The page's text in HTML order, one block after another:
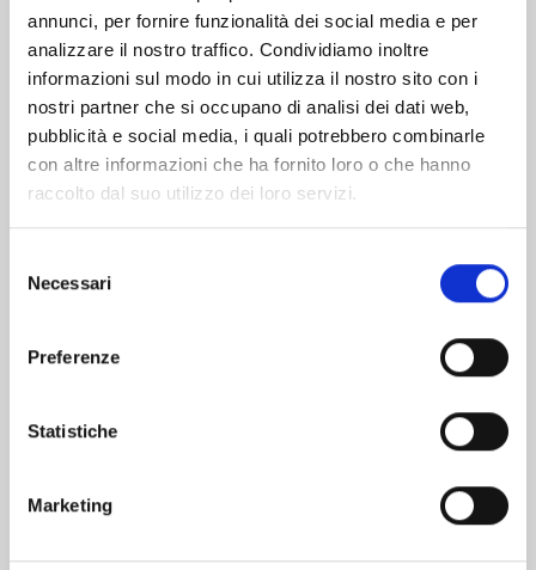
annunci, per fornire funzionalità dei social media e per
analizzare il nostro traffico. Condividiamo inoltre
informazioni sul modo in cui utilizza il nostro sito con i
nostri partner che si occupano di analisi dei dati web,
pubblicità e social media, i quali potrebbero combinarle
con altre informazioni che ha fornito loro o che hanno
raccolto dal suo utilizzo dei loro servizi.
delNecessari
Preferenze
Statistiche
Marketing
Altri volumi della serie